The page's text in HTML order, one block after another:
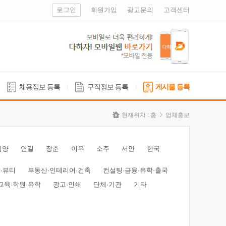
로그인 회원가입 광고문의 고객센터
채용정보 등록 구직정보 등록 게시물 등록
현재위치 : 홈 업체홍보
양 연길 장춘 이우 소주 서안 한국
뷰티 부동산·인테리어·건축
컨설팅·금융·유학·출국
육·학원·유학
광고·인쇄 단체·기관 기타